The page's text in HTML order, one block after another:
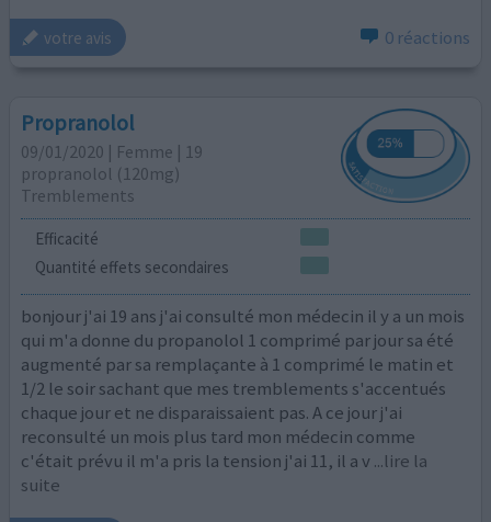
votre avis 0 réactions
Propranolol
09/01/2020 | Femme | 19
propranolol (120mg)
Tremblements
Efficacité
Quantité effets secondaires
bonjour j'ai 19 ans j'ai consulté mon médecin il y a un mois
qui m'a donne du propanolol 1 comprimé par jour sa été
augmenté par sa remplaçante à 1 comprimé le matin et
1/2 le soir sachant que mes tremblements s'accentués
chaque jour et ne disparaissaient pas. A ce jour j'ai
reconsulté un mois plus tard mon médecin comme
c'était prévu il m'a pris la tension j'ai 11, il a v ...lire la
suite